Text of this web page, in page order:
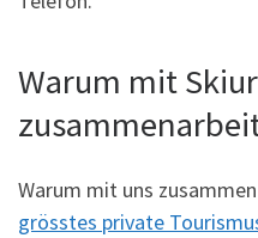
Warum mit
Warum mit uns
grösstes private